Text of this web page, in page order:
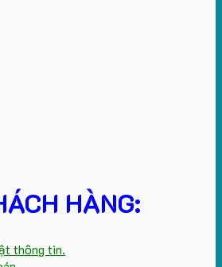
HÀNG:
thông tin.